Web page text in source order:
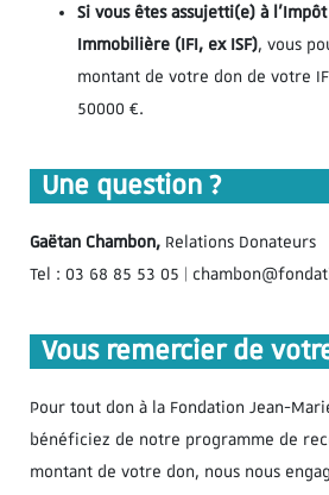
Si vous êtes assujetti(e) à
Immobilière (IFI, ex ISF), vous
montant de votre don de votre
50000 €.
Une question ?
Gaëtan Chambon, Relations Donateurs
Tel : 03 68 85 53 05 |
Vous remercier de
Pour tout don à la Fondation Jean-
bénéficiez de notre programme de
montant de votre don, nous nous